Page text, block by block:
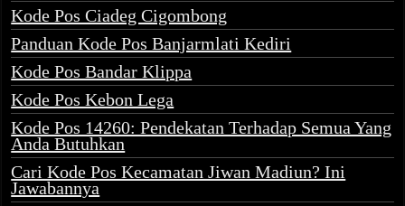
Kode Pos Ciadeg Cigombong
Panduan Kode Pos Banjarmlati Kediri
Kode Pos Bandar Klippa
Kode Pos Kebon Lega
Kode Pos 14260: Pendekatan Terhadap Semua Yang
Anda Butuhkan
Cari Kode Pos Kecamatan Jiwan Madiun? Ini
Jawabannya